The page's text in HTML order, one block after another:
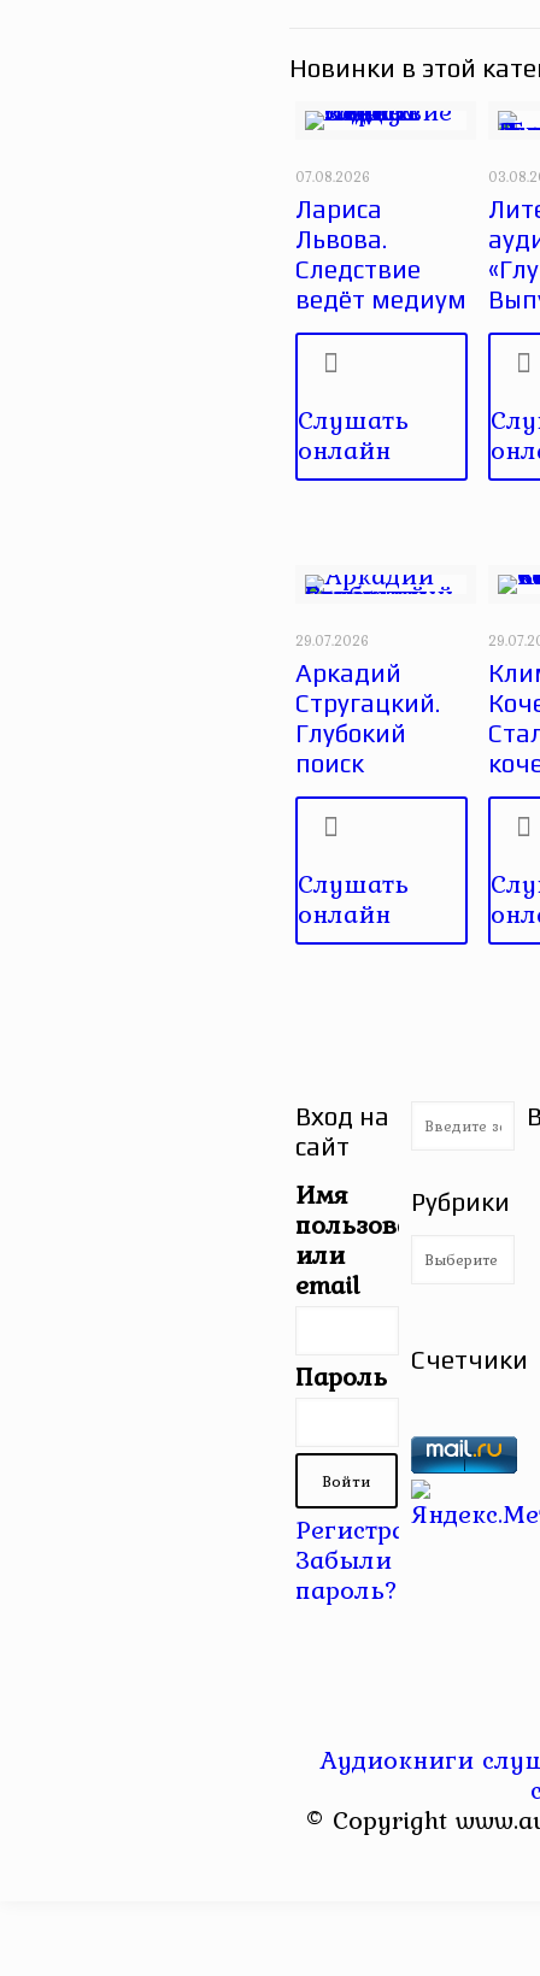
Новинки в этой
07.08.2026
Лариса
Львова.
Следствие
ведёт медиум
Слушать
онлайн
29.07.2026
Аркадий
Стругацкий.
Глубокий
поиск
Слушать
онлайн
Вход на
сайт
Имя
пользователя
или
email
Пароль
Регистрация |
Забыли
пароль?
Рубрики
Рубрики
Счетчики
Аудиокниги
© Copyright